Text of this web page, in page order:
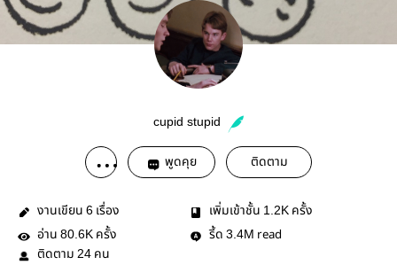
cupid stupid
พูดคุย ติดตาม
งานเขียน 6 เรื่อง เพิ่มเข้าชั้น 1.2K ครั้ง
อ่าน 80.6K ครั้ง รี้ด 3.4M read
ติดตาม 24 คน